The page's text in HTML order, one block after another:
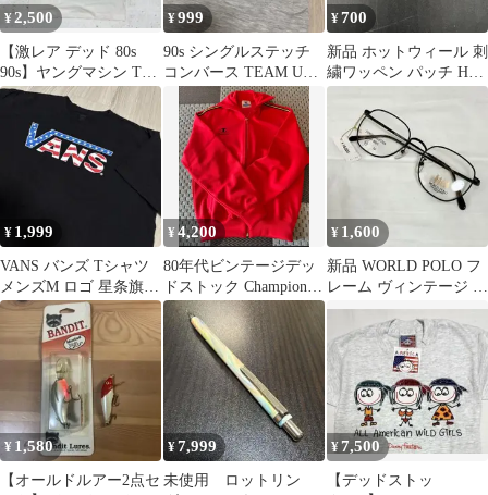
¥2,500
【激レア デッド 80s
90s】ヤングマシン Tシ
ャツ シングルステッチ
¥999
90s シングルステッチ
コンバース TEAM USA
Tシャツ メンズ 送料込
¥700
新品 ホットウィール 刺
繍ワッペン パッチ Hot
Wheels アイロン接着可
¥ 1,999
VANS バンズ Tシャツ
メンズM ロゴ 星条旗
ブラック 送料込み
¥4,200
80年代ビンテージデッ
ドストック Champion
チャンピオン ジャージ
¥ 1,600
新品 WORLD POLO フ
レーム ヴィンテージ ス
クエア デッドストック
¥ 1,580
【オールドルアー2点セ
¥7,999
未使用 ロットリン
¥7,500
【デッドストッ